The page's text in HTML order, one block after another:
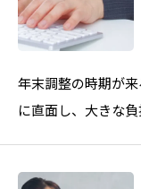
年末調整の時期が
に直面し、大きな